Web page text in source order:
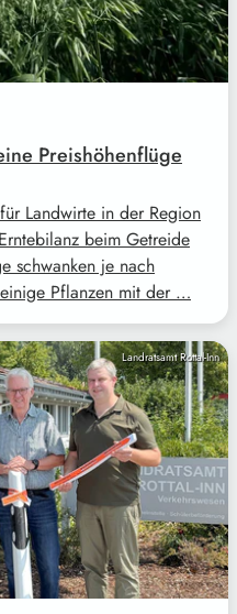
Preishöhenflüge
Landwirte in der Region
beim Getreide
schwanken je nach
Pflanzen mit der …
Landratsamt Rottal-Inn